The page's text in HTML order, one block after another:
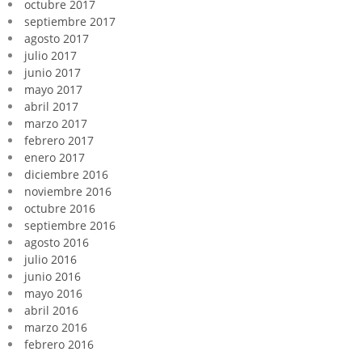
octubre 2017
septiembre 2017
agosto 2017
julio 2017
junio 2017
mayo 2017
abril 2017
marzo 2017
febrero 2017
enero 2017
diciembre 2016
noviembre 2016
octubre 2016
septiembre 2016
agosto 2016
julio 2016
junio 2016
mayo 2016
abril 2016
marzo 2016
febrero 2016